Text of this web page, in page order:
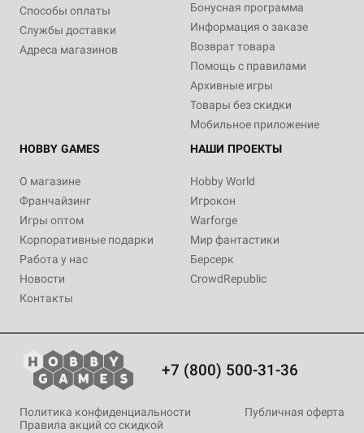
Способы оплаты
Службы доставки
Адреса магазинов
Бонусная программа
Информация о заказе
Возврат товара
Помощь с правилами
Архивные игры
Товары без скидки
Мобильное приложение
HOBBY GAMES
О магазине
Франчайзинг
Игры оптом
Корпоративные подарки
Работа у нас
Новости
Контакты
НАШИ ПРОЕКТЫ
Hobby World
Игрокон
Warforge
Мир фантастики
Берсерк
CrowdRepublic
+7 (800) 500-31-36
Политика конфиденциальности
Публичная оферта
Правила акций со скидкой